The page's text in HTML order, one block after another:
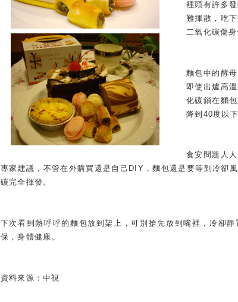
裡頭有許多
難揮散，吃
二氧化碳傷身
麵包中的酵
即使出爐高
化碳鎖在麵
降到40度以
食安問題人
專家建議，不管在外購買還是自己DIY，麵包還是要等到冷卻
碳完全揮發。
下次看到熱呼呼的麵包放到架上，可別搶先放到嘴裡，冷卻
保，身體健康。
資料來源：中視